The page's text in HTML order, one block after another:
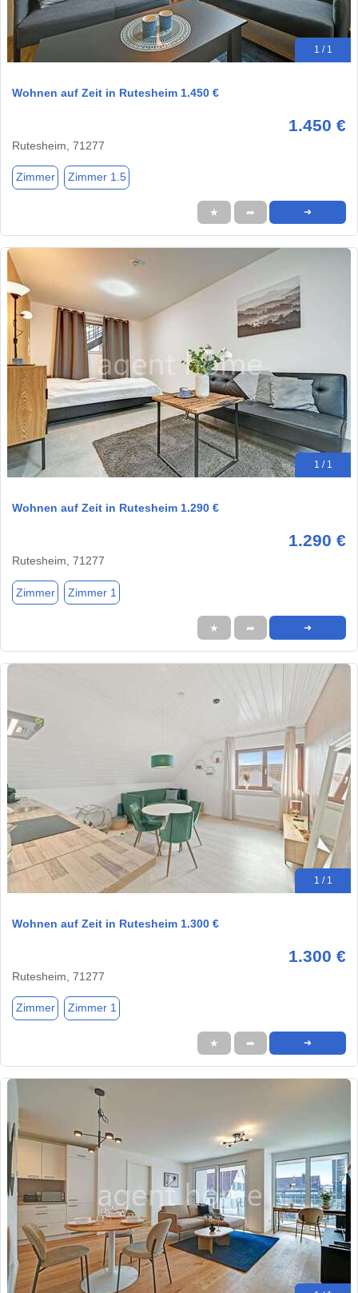
1 / 1
Wohnen auf Zeit in Rutesheim 1.450 €
1.450 €
Rutesheim, 71277
Zimmer Zimmer 1.5
★ ➦ ➜
1 / 1
Wohnen auf Zeit in Rutesheim 1.290 €
1.290 €
Rutesheim, 71277
Zimmer Zimmer 1
★ ➦ ➜
1 / 1
Wohnen auf Zeit in Rutesheim 1.300 €
1.300 €
Rutesheim, 71277
Zimmer Zimmer 1
★ ➦ ➜